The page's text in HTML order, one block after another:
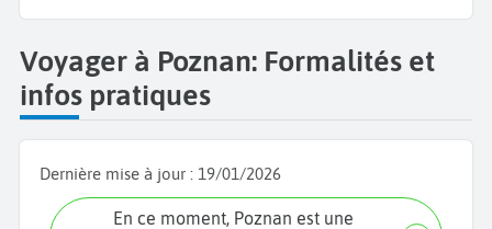
Voyager à Poznan: Formalités et
infos pratiques
Dernière mise à jour : 19/01/2026
En ce moment, Poznan est une